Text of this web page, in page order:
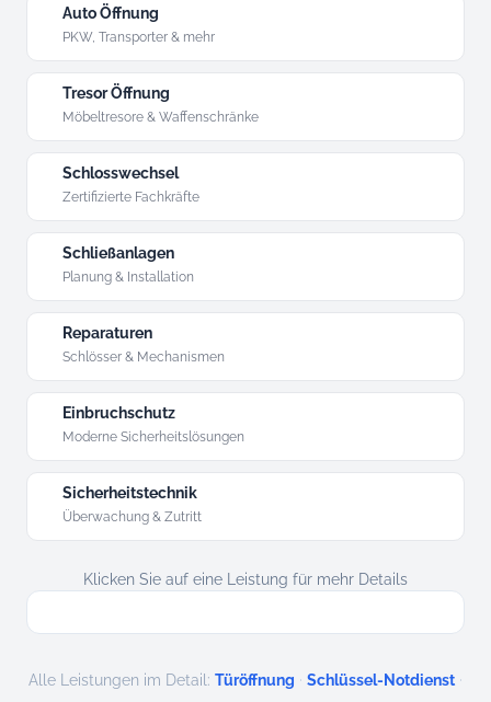
Auto Öffnung
PKW, Transporter & mehr
Tresor Öffnung
Möbeltresore & Waffenschränke
Schlosswechsel
Zertifizierte Fachkräfte
Schließanlagen
Planung & Installation
Reparaturen
Schlösser & Mechanismen
Einbruchschutz
Moderne Sicherheitslösungen
Sicherheitstechnik
Überwachung & Zutritt
Klicken Sie auf eine Leistung für mehr Details
Alle Leistungen im Detail: Türöffnung · Schlüssel-Notdienst ·